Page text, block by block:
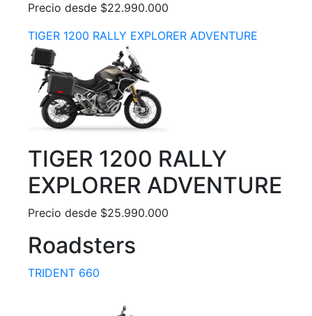
Precio desde $22.990.000
TIGER 1200 RALLY EXPLORER ADVENTURE
TIGER 1200 RALLY
EXPLORER ADVENTURE
Precio desde $25.990.000
Roadsters
TRIDENT 660